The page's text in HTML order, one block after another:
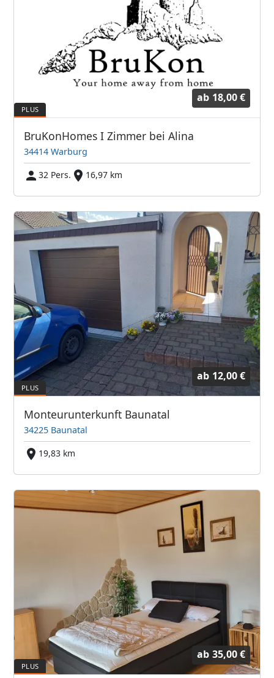
ab 18,00 €
BruKonHomes I Zimmer bei Alina
34414 Warburg
32 Pers.
16,97 km
ab 12,00 €
Monteurunterkunft Baunatal
34225 Baunatal
19,83 km
ab 35,00 €